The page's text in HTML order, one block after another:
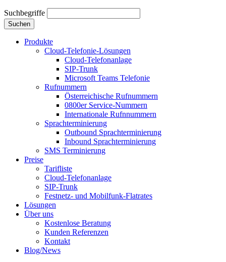
Suchbegriffe
Suchen
Produkte
Cloud-Telefonie-Lösungen
Cloud-Telefonanlage
SIP-Trunk
Microsoft Teams Telefonie
Rufnummern
Österreichische Rufnummern
0800er Service-Nummern
Internationale Rufnnummern
Sprachterminierung
Outbound Sprachterminierung
Inbound Sprachterminierung
SMS Terminierung
Preise
Tarifliste
Cloud-Telefonanlage
SIP-Trunk
Festnetz- und Mobilfunk-Flatrates
Lösungen
Über uns
Kostenlose Beratung
Kunden Referenzen
Kontakt
Blog/News